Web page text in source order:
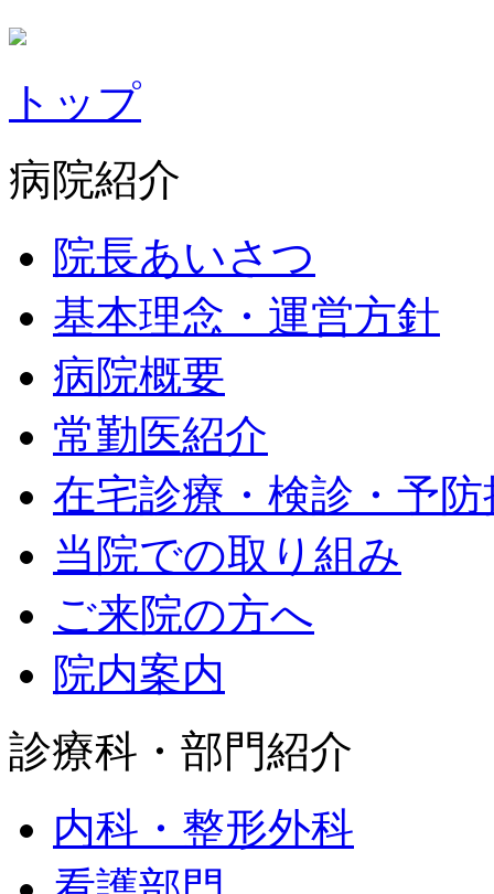
トップ
病院紹介
院長あいさつ
基本理念・運営方針
病院概要
常勤医紹介
在宅診療・検診・予防
当院での取り組み
ご来院の方へ
院内案内
診療科・部門紹介
内科・整形外科